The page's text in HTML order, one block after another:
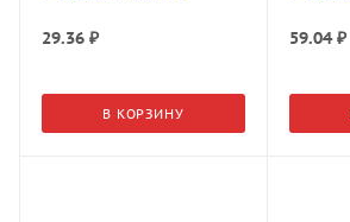
29.36 ₽
В КОРЗИНУ
59.04₽